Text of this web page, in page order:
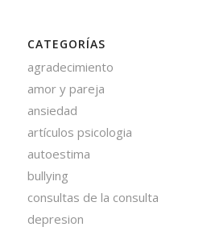
CATEGORÍAS
agradecimiento
amor y pareja
ansiedad
artículos psicologia
autoestima
bullying
consultas de la consulta
depresion